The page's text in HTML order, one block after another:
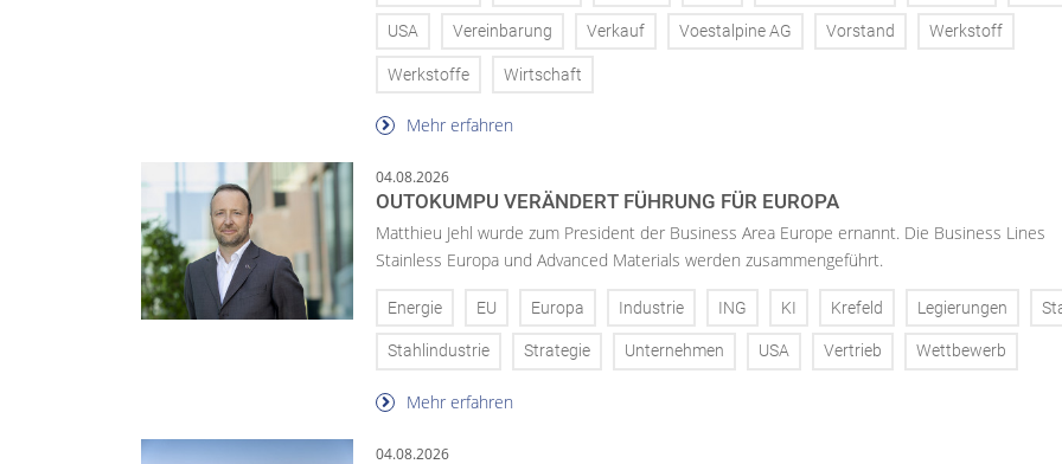
USA Vereinbarung Verkauf Voestalpine AG Vorstand Werkstoff
Werkstoffe Wirtschaft
Mehr erfahren
04.08.2026
OUTOKUMPU VERÄNDERT FÜHRUNG FÜR EUROPA
Matthieu Jehl wurde zum President der Business Area Europe ernannt. Die Business Lines
Stainless Europa und Advanced Materials werden zusammengeführt.
Energie EU Europa Industrie ING KI Krefeld Legierungen
Stahlindustrie Strategie Unternehmen USA Vertrieb Wettbewerb
Mehr erfahren
04.08.2026